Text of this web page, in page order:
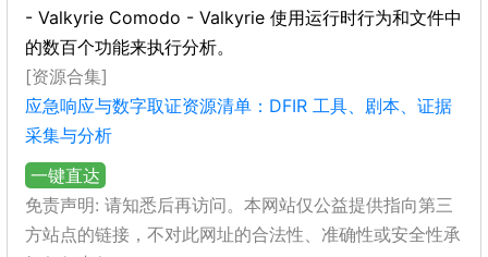
- Valkyrie Comodo - Valkyrie 使用运行时行为和文件中
的数百个功能来执行分析。
[资源合集]
应急响应与数字取证资源清单：DFIR 工具、剧本、证据
采集与分析
一键直达
免责声明: 请知悉后再访问。本网站仅公益提供指向第三
方站点的链接，不对此网址的合法性、准确性或安全性承